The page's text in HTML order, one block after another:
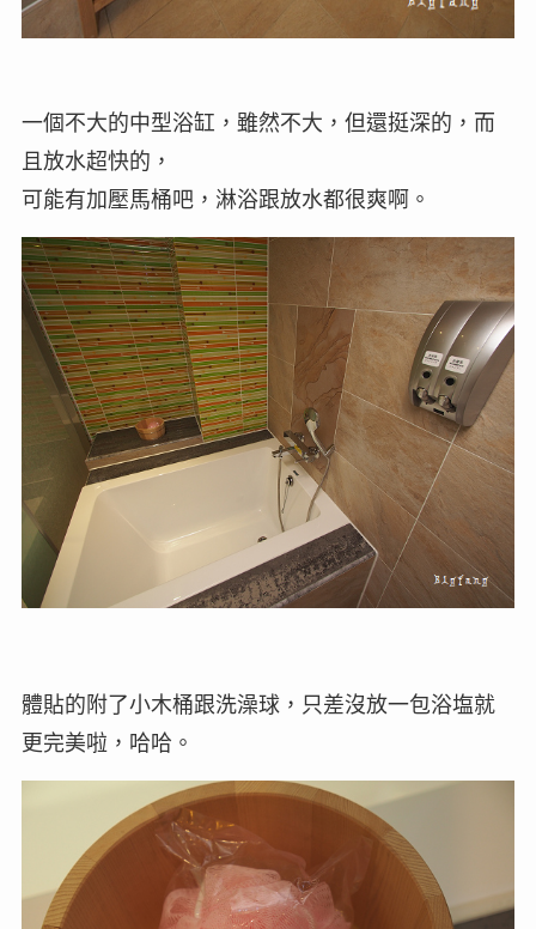
一個不大的中型浴缸，雖然不大，但還挺深的，而
且放水超快的，
可能有加壓馬桶吧，淋浴跟放水都很爽啊。
體貼的附了小木桶跟洗澡球，只差沒放一包浴塩就
更完美啦，哈哈。